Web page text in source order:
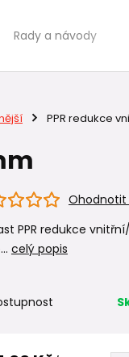
Rady a návody
PPR redukce
Ohodnotit
PPR redukce
celý popis